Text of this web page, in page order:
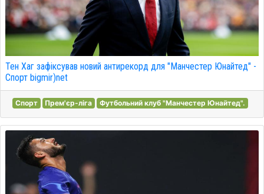
Тен Хаг зафіксував новий антирекорд для "Манчестер Юнайтед" -
Спорт bigmir)net
Спорт Прем'єр-ліга Футбольний клуб "Манчестер Юнайтед".